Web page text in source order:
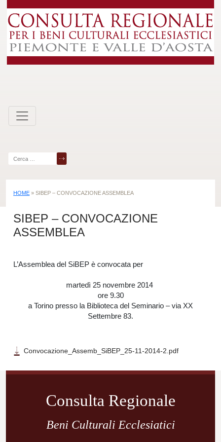
to
content
per:
HOME » SIBEP – CONVOCAZIONE ASSEMBLEA
SIBEP – CONVOCAZIONE
ASSEMBLEA
L’Assemblea del SiBEP è convocata per
martedì 25 novembre 2014
ore 9.30
a Torino presso la Biblioteca del Seminario – via XX
Settembre 83.
Convocazione_Assemb_SiBEP_25-11-2014-2.pdf
Navigazione
Consulta Regionale
Beni Culturali Ecclesiatici